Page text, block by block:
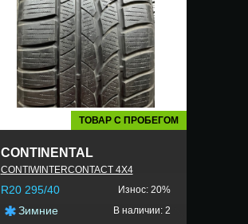
ТОВАР С ПРОБЕГОМ
CONTINENTAL
CONTIWINTERCONTACT 4X4
R20 295/40 Износ: 20%
Зимние В наличии: 2